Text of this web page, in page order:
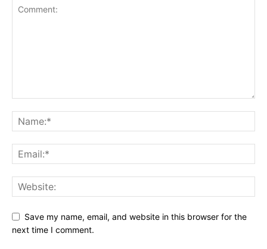
Save my name, email, and website in this browser for the
next time I comment.